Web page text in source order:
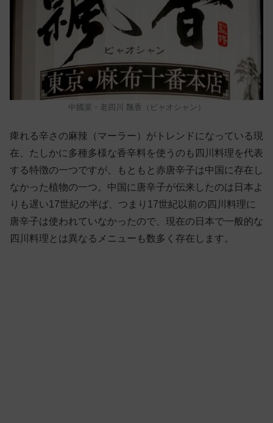
中國菜・老四川 飄香（ピャオシャン）
痺れる辛さの麻辣（マーラー）がトレンドになっている現
在、たしかに多種多様な香辛料を使うのも四川料理を代表
する特徴の一つですが、もともと赤唐辛子は中国に存在し
なかった植物の一つ。中国に唐辛子が伝来したのは日本よ
りも遅い17世紀の半ば、つまり17世紀以前の四川料理に
唐辛子は使われていなかったので、現在の日本で一般的な
四川料理とは異なるメニューも数多く存在します。